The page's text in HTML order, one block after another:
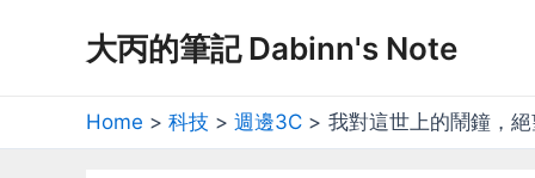
大丙的筆記 Dabinn's Note
Home 科技 週邊3C 我對這世上的鬧鐘，